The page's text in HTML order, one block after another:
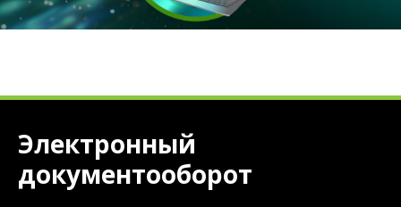
Электронный
документооборот